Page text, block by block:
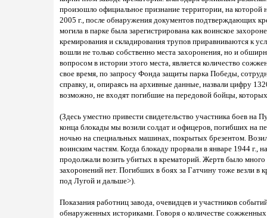
произошло официальное признание территории, на
2005 г., после обнаружения документов подтверждающих
могила в парке была зарегистрирована как воинское
кремирования и складирования трупов приравниваются к
вошли не только собственно места захоронения, но и
вопросом в истории этого места, является количество
свое время, по запросу Фонда защиты парка Победы,
справку, и, опираясь на архивные данные, назвали цифру
возможно, не входят погибшие на передовой бойцы,
(Здесь уместно привести свидетельство участника боев на
конца блокады мы возили солдат и офицеров, погибших на
ночью на специальных машинах, покрытых брезентом.
воинским частям. Когда блокаду прорвали в январе 1944 г.,
продолжали возить убитых в крематорий. Жертв было
захоронений нет. Погибших в боях за Гатчину тоже везли в
под Лугой и дальше>).
Показания работниц завода, очевидцев и участников
обнаруженных историками. Говоря о количестве